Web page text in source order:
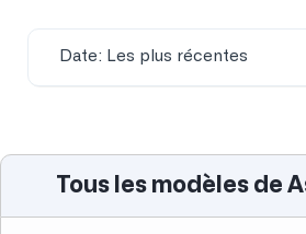
Date: Les plus récentes
Tous les modèles de